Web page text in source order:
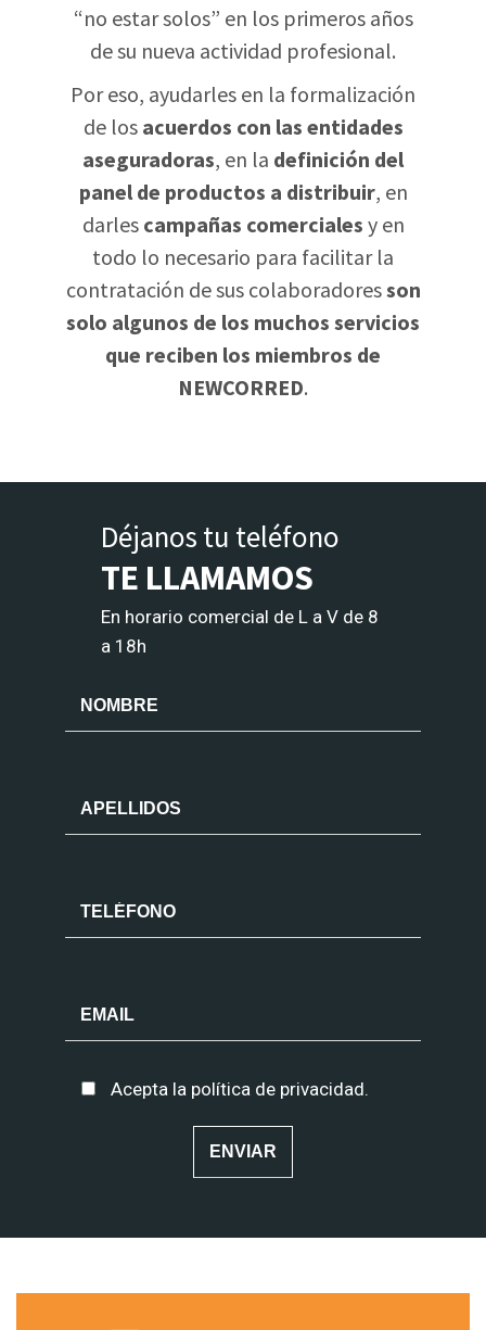
“no estar solos” en los primeros años
de su nueva actividad profesional.
Por eso, ayudarles en la formalización
de los acuerdos con las entidades
aseguradoras, en la definición del
panel de productos a distribuir, en
darles campañas comerciales y en
todo lo necesario para facilitar la
contratación de sus colaboradoresson
solo algunos de los muchos servicios
que reciben los miembros de
NEWCORRED.
Déjanos tu teléfono
TE LLAMAMOS
En horario comercial de L a V de 8
a 18h
Acepta la política de privacidad.